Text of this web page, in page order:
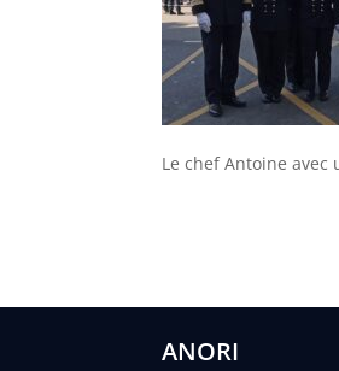
Le chef Antoine avec
ANORI